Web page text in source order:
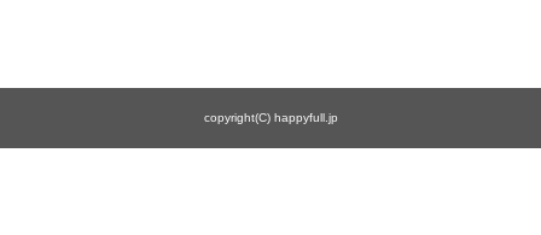
copyright(C) happyfull.jp